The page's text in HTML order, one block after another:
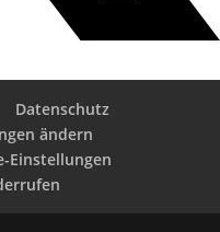
Datenschutz
ändern
Einstellungen